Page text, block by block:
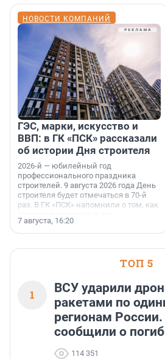
НОВОСТИ КОМПАНИЙ
ГЭС, марки, искусство и
ВВП: в ГК «ПСК» рассказали
об истории Дня строителя
2026-й — юбилейный год
профессионального праздника
строителей. 9 августа 2026 года День
строителя будет отмечаться в 70-й
раз. В ГК «ПСК» напомнили о том, как
поменялась роль строительства.
7 августа, 16:20
ТОП 5
1
ВСУ ударили
ракетами по
регионам России.
сообщили о
114 351